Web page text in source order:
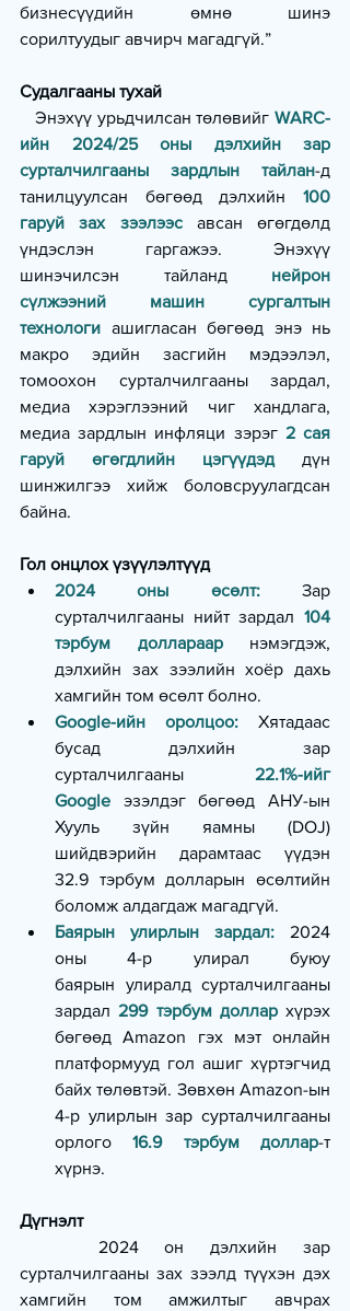
бизнесүүдийн өмнө шинэ
сорилтуудыг авчирч магадгүй.”
Судалгааны тухай
   Энэхүү урьдчилсан төлөвийг
WARC-
ийн 2024/25 оны дэлхийн зар
сурталчилгааны зардлын тайлан-д
танилцуулсан бөгөөд дэлхийн 100
гаруй зах зээлээс авсан өгөгдөлд
үндэслэн гаргажээ. Энэхүү
шинэчилсэн тайланд нейрон
сүлжээний машин сургалтын
технологи ашигласан бөгөөд энэ нь
макро эдийн засгийн мэдээлэл,
томоохон сурталчилгааны зардал,
медиа хэрэглээний чиг хандлага,
медиа зардлын инфляци зэрэг 2 сая
гаруй өгөгдлийн цэгүүдэд дүн
шинжилгээ хийж боловсруулагдсан
байна.
Гол онцлох үзүүлэлтүүд
2024 оны өсөлт: Зар
сурталчилгааны нийт зардал 104
тэрбум доллараар нэмэгдэж,
дэлхийн зах зээлийн хоёр дахь
хамгийн том өсөлт болно.
Google-ийн оролцоо: Хятадаас
бусад дэлхийн зар
сурталчилгааны 22.1%-ийг
Google эзэлдэг бөгөөд АНУ-ын
Хууль зүйн яамны (DOJ)
шийдвэрийн дарамтаас үүдэн
32.9 тэрбум долларын өсөлтийн
боломж алдагдаж магадгүй.
Баярын улирлын зардал: 2024
оны 4-р улирал буюу
баярын улиралд сурталчилгааны
зардал 299 тэрбум доллар хүрэх
бөгөөд Amazon гэх мэт онлайн
платформууд гол ашиг хүртэгчид
байх төлөвтэй. Зөвхөн Amazon-ын
4-р улирлын зар сурталчилгааны
орлого 16.9 тэрбум доллар-т
хүрнэ.
Дүгнэлт
сурталчилгааны зах зээлд түүхэн дэх
хамгийн том амжилтыг авчрах